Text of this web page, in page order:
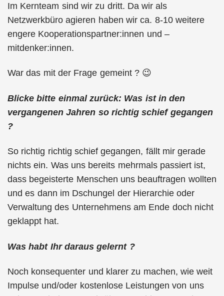
Im Kernteam sind wir zu dritt. Da wir als
Netzwerkbüro agieren haben wir ca. 8-10 weitere
engere Kooperationspartner:innen und –
mitdenker:innen.
War das mit der Frage gemeint ? 😉
Blicke bitte einmal zurück: Was ist in den
vergangenen Jahren so richtig schief gegangen
?
So richtig richtig schief gegangen, fällt mir gerade
nichts ein. Was uns bereits mehrmals passiert ist,
dass begeisterte Menschen uns beauftragen wollten
und es dann im Dschungel der Hierarchie oder
Verwaltung des Unternehmens am Ende doch nicht
geklappt hat.
Was habt Ihr daraus gelernt ?
Noch konsequenter und klarer zu machen, wie weit
Impulse und/oder kostenlose Leistungen von uns